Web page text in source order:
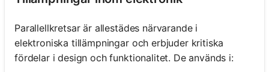
Parallellkretsar är allestädes närvarande i
elektroniska tillämpningar och erbjuder kritiska
fördelar i design och funktionalitet. De används i: